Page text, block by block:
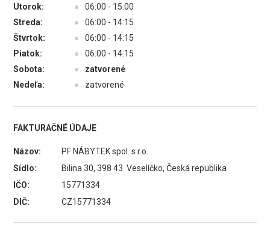
Utorok:
●
06:00 - 15:00
Streda:
●
06:00 - 14:15
Štvrtok:
●
06:00 - 14:15
Piatok:
●
06:00 - 14:15
Sobota:
●
zatvorené
Nedeľa:
● zatvorené
FAKTURAČNÉ ÚDAJE
Názov:
PF NÁBYTEK spol. s r.o.
Sídlo:
Bilina 30, 398 43 Veselíčko, Česká republika
IČO:
15771334
DIČ:
CZ15771334